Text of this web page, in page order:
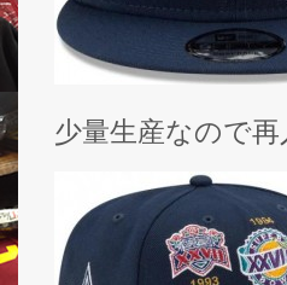
少量生産なので